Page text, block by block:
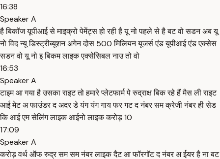
16:38
Speaker A
है बिकॉज यूपीआई से माइक्रो पेमेंट्स हो रही है यू नो पहले से है बट वो सडन अब यू
नो विद न्यू डिस्ट्रीब्यूशन अगेन दोस 500 मिलियन यूजर्स एंड यूपीआई एंड एक्सेस
सडन वो यू नो इ बिकम लाइक एक्सेसिबल नाउ तो वो
16:53
Speaker A
टाइम आ गया है उसका राइट तो हमारे प्लेटफार्म पे रुद्राक्ष बिक रहे हैं मैस ली राइट
आई मेट अ फाउंडर द अदर डे यंग यंग गाय फर गट द नंबर सम क्रेजी नंबर ही सेड
कि आई एम सेलिंग लाइक आईनो लाइक करोड़ 10
17:09
Speaker A
करोड़ वर्थ ऑफ रुद्र सम सम नंबर लाइक दैट आ फॉरगॉट द नंबर अ ईयर है ना बट